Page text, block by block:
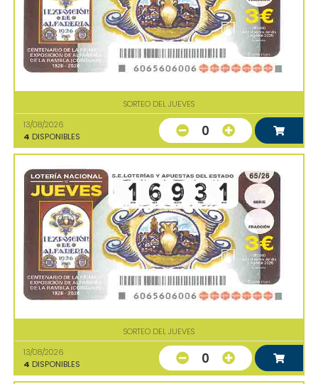
SORTEO DEL JUEVES
13/08/2026
4 DISPONIBLES 0
SORTEO DEL JUEVES
13/08/2026
4 DISPONIBLES 0